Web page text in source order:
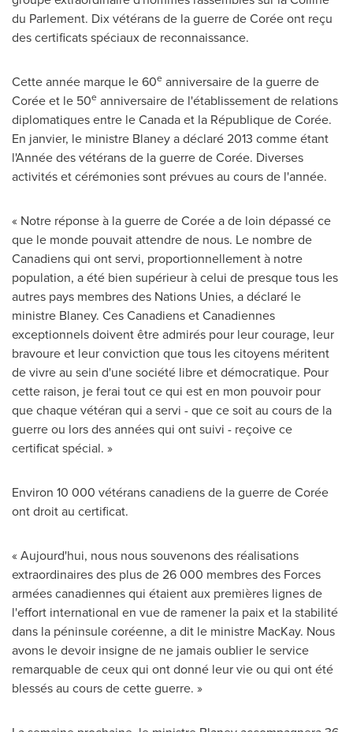
du Parlement. Dix vétérans de la guerre de Corée ont reçu
des certificats spéciaux de reconnaissance.
Cette année marque le 60e anniversaire de la guerre de
Corée et le 50e anniversaire de l'établissement de relations
diplomatiques entre leCanadaet la République de Corée.
En janvier, le ministre Blaney a déclaré 2013 comme étant
l'Année des vétérans de la guerre de Corée. Diverses
activités et cérémonies sont prévues au cours de l'année.
« Notre réponse à la guerre de Corée a de loin dépassé ce
que le monde pouvait attendre de nous. Le nombre de
Canadiens qui ont servi, proportionnellement à notre
population, a été bien supérieur à celui de presque tous les
autres pays membres des Nations Unies, a déclaré le
ministre Blaney. Ces Canadiens et Canadiennes
exceptionnels doivent être admirés pour leur courage, leur
bravoure et leur conviction que tous les citoyens méritent
de vivre au sein d'une société libre et démocratique. Pour
cette raison, je ferai tout ce qui est en mon pouvoir pour
que chaque vétéran qui a servi - que ce soit au cours de la
guerre ou lors des années qui ont suivi - reçoive ce
certificat spécial. »
Environ 10 000 vétérans canadiens de la guerre de Corée
ont droit au certificat.
« Aujourd'hui, nous nous souvenons des réalisations
extraordinaires des plus de 26 000 membres des Forces
armées canadiennes qui étaient aux premières lignes de
l'effort international en vue de ramener la paix et la stabilité
dans la péninsule coréenne, a dit le ministre MacKay. Nous
avons le devoir insigne de ne jamais oublier le service
remarquable de ceux qui ont donné leur vie ou qui ont été
blessés au cours de cette guerre. »